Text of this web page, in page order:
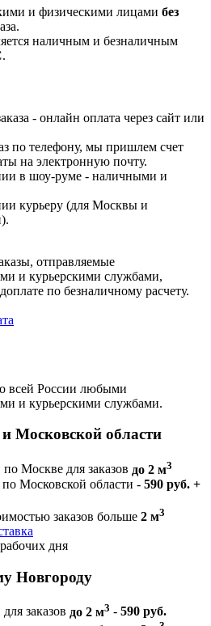
и физическими лицами без
наличным и безналичным
.
- онлайн оплата через сайт или
по телефону, мы пришлем счет
на электронную почту.
в шоу-руме - наличными и
курьеру (для Москвы и
отправляемые
и курьерскими службами,
по безналичному расчету.
всей России любыми
и курьерскими службами.
Московской области
Москве для заказов до 2 м3
по Московской области - 590 руб. +
заказов больше 2 м3
рабочих дня
Новгороду
заказов до 2 м3 - 590 руб.